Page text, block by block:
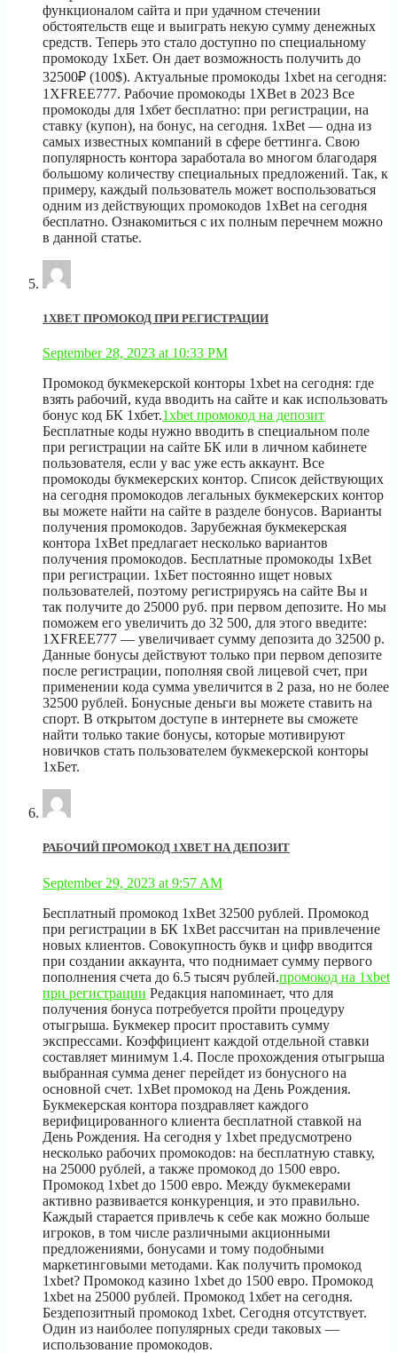
функционалом сайта и при удачном стечении
обстоятельств еще и выиграть некую сумму денежных
средств. Теперь это стало доступно по специальному
промокоду 1хБет. Он дает возможность получить до
32500₽ (100$). Актуальные промокоды 1xbet на сегодня:
1XFREE777. Рабочие промокоды 1XBet в 2023 Все
промокоды для 1хбет бесплатно: при регистрации, на
ставку (купон), на бонус, на сегодня. 1xBet — одна из
самых известных компаний в сфере беттинга. Свою
популярность контора заработала во многом благодаря
большому количеству специальных предложений. Так, к
примеру, каждый пользователь может воспользоваться
одним из действующих промокодов 1xBet на сегодня
бесплатно. Ознакомиться с их полным перечнем можно
в данной статье.
1XBET ПРОМОКОД ПРИ РЕГИСТРАЦИИ
September 28, 2023 at 10:33 PM
Промокод букмекерской конторы 1xbet на сегодня: где
взять рабочий, куда вводить на сайте и как использовать
бонус код БК 1хбет.1xbet промокод на депозит
Бесплатные коды нужно вводить в специальном поле
при регистрации на сайте БК или в личном кабинете
пользователя, если у вас уже есть аккаунт. Все
промокоды букмекерских контор. Список действующих
на сегодня промокодов легальных букмекерских контор
вы можете найти на сайте в разделе бонусов. Варианты
получения промокодов. Зарубежная букмекерская
контора 1xВet предлагает несколько вариантов
получения промокодов. Бесплатные промокоды 1xBet
при регистрации. 1хБет постоянно ищет новых
пользователей, поэтому регистрируясь на сайте Вы и
так получите до 25000 руб. при первом депозите. Но мы
поможем его увеличить до 32 500, для этого введите:
1XFREE777 — увеличивает сумму депозита до 32500 р.
Данные бонусы действуют только при первом депозите
после регистрации, пополняя свой лицевой счет, при
применении кода сумма увеличится в 2 раза, но не более
32500 рублей. Бонусные деньги вы можете ставить на
спорт. В открытом доступе в интернете вы сможете
найти только такие бонусы, которые мотивируют
новичков стать пользователем букмекерской конторы
1хБет.
РАБОЧИЙ ПРОМОКОД 1XBET НА ДЕПОЗИТ
September 29, 2023 at 9:57 AM
Бесплатный промокод 1xBet 32500 рублей. Промокод
при регистрации в БК 1xBet рассчитан на привлечение
новых клиентов. Совокупность букв и цифр вводится
при создании аккаунта, что поднимает сумму первого
пополнения счета до 6.5 тысяч рублей.промокод на 1xbet
при регистрации Редакция напоминает, что для
получения бонуса потребуется пройти процедуру
отыгрыша. Букмекер просит проставить сумму
экспрессами. Коэффициент каждой отдельной ставки
составляет минимум 1.4. После прохождения отыгрыша
выбранная сумма денег перейдет из бонусного на
основной счет. 1xBet промокод на День Рождения.
Букмекерская контора поздравляет каждого
верифицированного клиента бесплатной ставкой на
День Рождения. На сегодня у 1xbet предусмотрено
несколько рабочих промокодов: на бесплатную ставку,
на 25000 рублей, а также промокод до 1500 евро.
Промокод 1xbet до 1500 евро. Между букмекерами
активно развивается конкуренция, и это правильно.
Каждый старается привлечь к себе как можно больше
игроков, в том числе различными акционными
предложениями, бонусами и тому подобными
маркетинговыми методами. Как получить промокод
1xbet? Промокод казино 1xbet до 1500 евро. Промокод
1xbet на 25000 рублей. Промокод 1хбет на сегодня.
Бездепозитный промокод 1xbet. Сегодня отсутствует.
Один из наиболее популярных среди таковых —
использование промокодов.